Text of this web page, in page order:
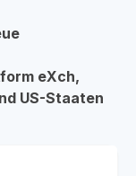
eXch,
US-Staaten